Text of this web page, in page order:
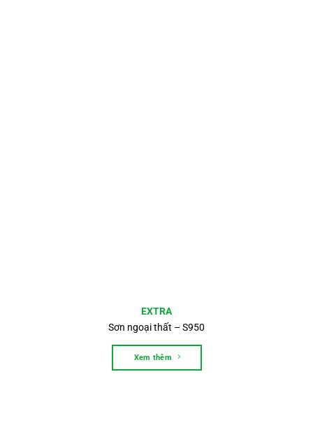
EXTRA
Sơn ngoại thất – S950
Xem thêm